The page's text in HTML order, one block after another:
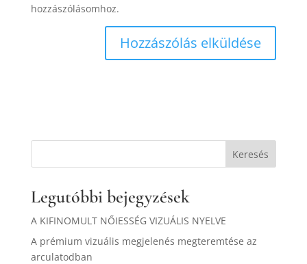
hozzászólásomhoz.
Keresés
Legutóbbi bejegyzések
A KIFINOMULT NŐIESSÉG VIZUÁLIS NYELVE
A prémium vizuális megjelenés megteremtése az
arculatodban